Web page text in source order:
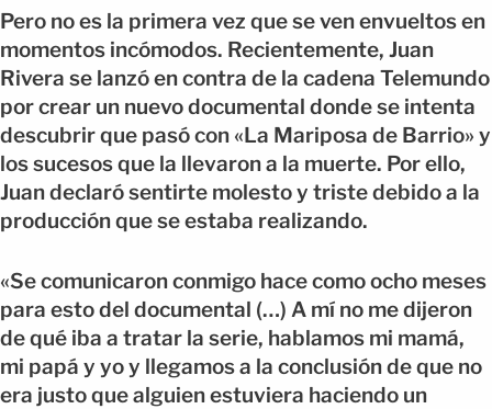
Pero no es la primera vez que se ven envueltos en
momentos incómodos. Recientemente, Juan
Rivera se lanzó en contra de la cadena Telemundo
por crear un nuevo documental donde se intenta
descubrir que pasó con «La Mariposa de Barrio» y
los sucesos que la llevaron a la muerte. Por ello,
Juan declaró sentirte molesto y triste debido a la
producción que se estaba realizando.
«Se comunicaron conmigo hace como ocho meses
para esto del documental (…) A mí no me dijeron
de qué iba a tratar la serie, hablamos mi mamá,
mi papá y yo y llegamos a la conclusión de que no
era justo que alguien estuviera haciendo un